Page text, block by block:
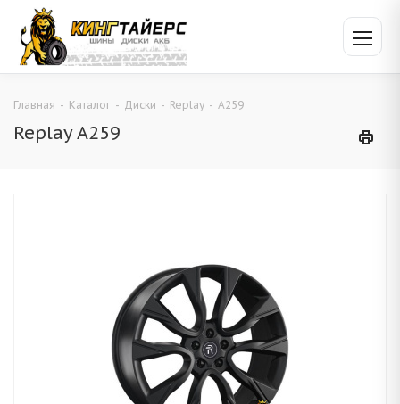
Главная - Каталог - Диски - Replay - A259
Replay A259